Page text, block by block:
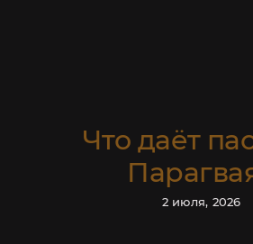
Что даёт
2 июля, 2026